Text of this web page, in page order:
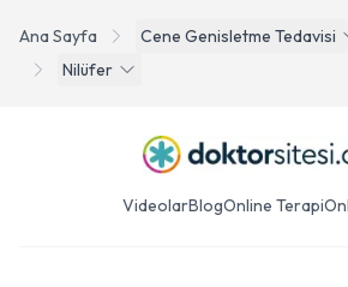
Ana Sayfa Cene Genisletme Tedavisi
Nilüfer
VideolarBlogOnline Terapi